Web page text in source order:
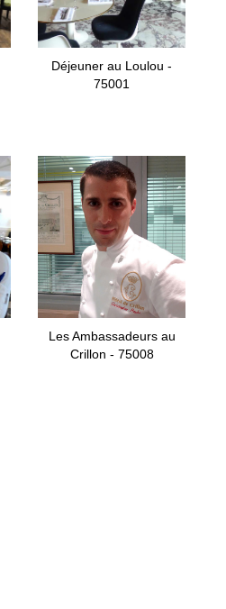
Déjeuner au Loulou -
75001
Les Ambassadeurs au
Crillon - 75008